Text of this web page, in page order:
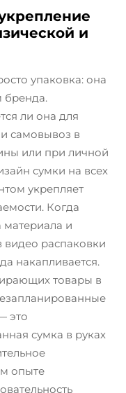
и
упаковка: она
бренда.
ли она для
самовывоз в
или при личной
сумки на всех
укрепляет
Когда
материала и
видео распаковки
накапливается.
товары в
это
сумка в руках
опыте